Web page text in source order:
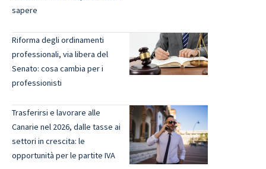
sapere
Riforma degli ordinamenti
professionali, via libera del
Senato: cosa cambia per i
professionisti
Trasferirsi e lavorare alle
Canarie nel 2026, dalle tasse ai
settori in crescita: le
opportunità per le partite IVA